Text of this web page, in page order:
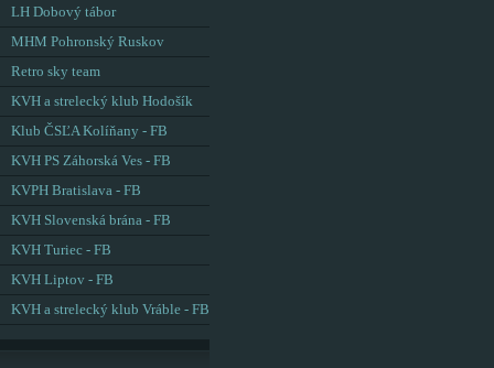
LH Dobový tábor
MHM Pohronský Ruskov
Retro sky team
KVH a strelecký klub Hodošík
Klub ČSĽA Kolíňany - FB
KVH PS Záhorská Ves - FB
KVPH Bratislava - FB
KVH Slovenská brána - FB
KVH Turiec - FB
KVH Liptov - FB
KVH a strelecký klub Vráble - FB